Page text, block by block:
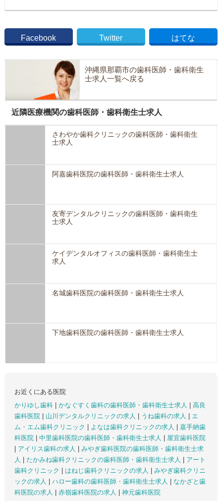
Facebook Twitter はてな
沖縄県那覇市の歯科医師・歯科衛生
士求人一覧へ戻る
近隣医療機関の歯科医師・歯科衛生士求人
さわやか歯科クリニックの歯科医師・歯科衛生
士求人
阿嘉歯科医院の歯科医師・歯科衛生士求人
友寄デンタルクリニックの歯科医師・歯科衛生
士求人
ケイデンタルオフィスの歯科医師・歯科衛生士
求人
名城歯科医院の歯科医師・歯科衛生士求人
下地歯科医院の歯科医師・歯科衛生士求人
お近くにある医院
かりゆし歯科
かなぐすく歯科の歯科医師・歯科衛生士求人
高良
歯科医院
山川デンタルクリニックの求人 うね歯科の求人
エ
ム・エム歯科クリニック
よなは歯科クリニックの求人
嘉手納歯
科医院
中里歯科医院の歯科医師・歯科衛生士求人
屋宜歯科医院
アイリス歯科の求人
みやぎ歯科医院の歯科医師・歯科衛生士求
人
たかみね歯科クリニックの歯科医師・歯科衛生士求人
アート
歯科クリニック
はねじ歯科クリニックの求人
みやぎ歯科クリニ
ックの求人
ハロー歯科の歯科医師・歯科衛生士求人
なかざと歯
科医院の求人
赤嶺歯科医院の求人 神元歯科医院